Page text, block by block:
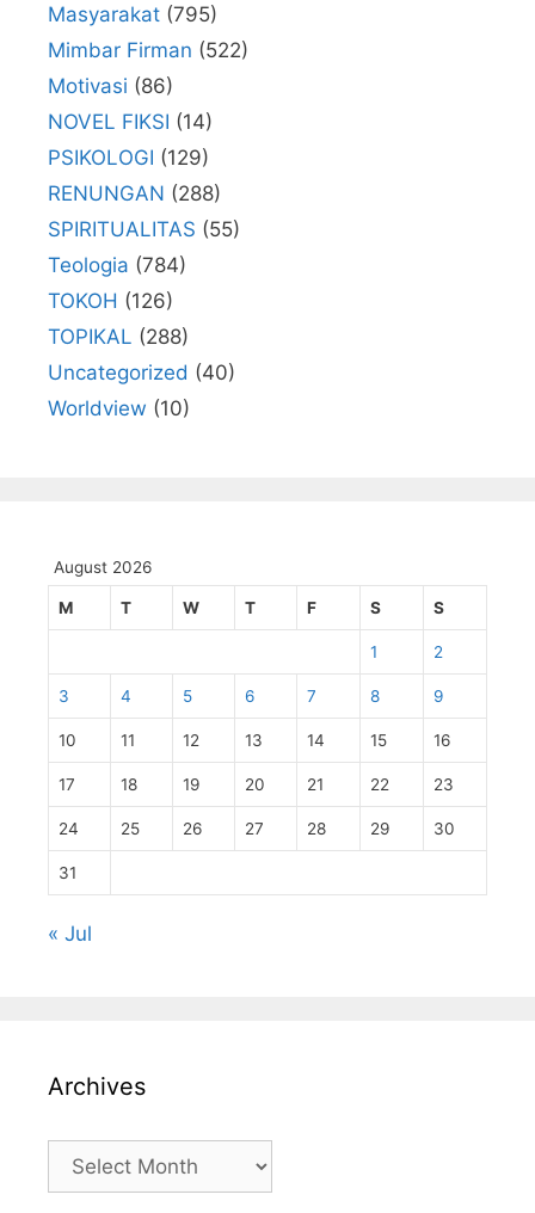
Masyarakat (795)
Mimbar Firman (522)
Motivasi (86)
NOVEL FIKSI (14)
PSIKOLOGI (129)
RENUNGAN (288)
SPIRITUALITAS (55)
Teologia (784)
TOKOH (126)
TOPIKAL (288)
Uncategorized (40)
Worldview (10)
August 2026
M T W T F S S
1 2
3 4 5 6 7 8 9
10 11 12 13 14 15 16
17 18 19 20 21 22 23
24 25 26 27 28 29 30
31
« Jul
Archives
Archives